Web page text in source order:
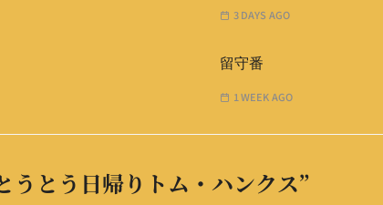
3 DAYS AGO
留守番
1 WEEK AGO
うとう日帰りトム・ハンクス”